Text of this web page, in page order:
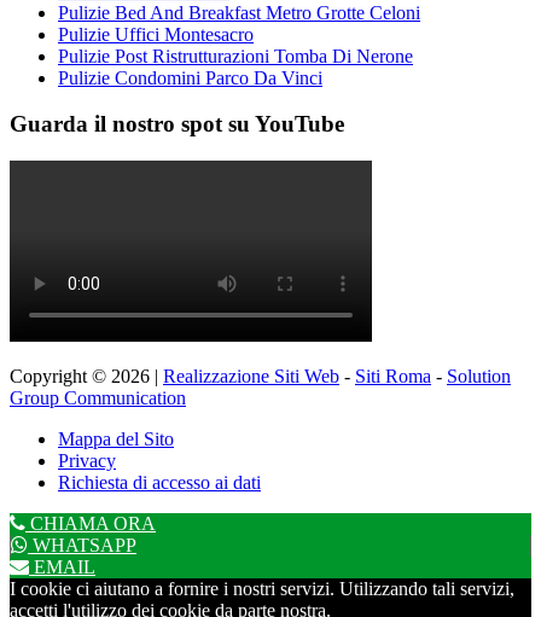
Pulizie Bed And Breakfast Metro Grotte Celoni
Pulizie Uffici Montesacro
Pulizie Post Ristrutturazioni Tomba Di Nerone
Pulizie Condomini Parco Da Vinci
Guarda il nostro spot su YouTube
Copyright © 2026 | Realizzazione Siti Web - Siti Roma - Solution
Group Communication
Mappa del Sito
Privacy
Richiesta di accesso ai dati
CHIAMA ORA
WHATSAPP
EMAIL
I cookie ci aiutano a fornire i nostri servizi. Utilizzando tali servizi,
accetti l'utilizzo dei cookie da parte nostra.